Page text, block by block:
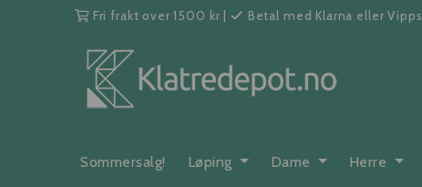
Fri frakt over 1500 kr Betal med Klarna eller Vipps
Sommersalg! Løping Dame Herre